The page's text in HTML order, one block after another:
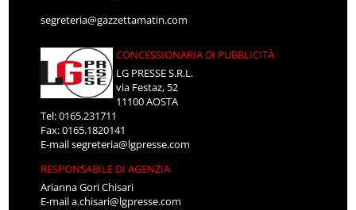
segreteria@gazzettamatin.com
CONCESSIONARIA DI PUBBLICITÀ
LG PRESSE S.R.L.
via Festaz, 52
11100 AOSTA
Tel: 0165.231711
Fax: 0165.1820141
E-mailsegreteria@lgpresse.com
RESPONSABILE DI AGENZIA
Arianna Gori Chisari
E-maila.chisari@lgpresse.com